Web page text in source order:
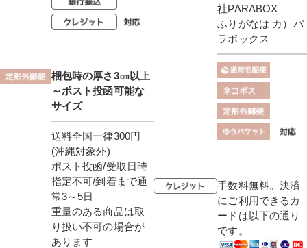
梱包時の厚さ3㎝以上
～ポスト投函可能な
サイズ
送料全国一律300円
(沖縄対象外)
ポスト投函/受取日時
指定不可/到着まで通
常3～5日
重量のある商品は取
り扱い不可の場合が
あります
社PARABOX
ふりがなは カ）パ
ラボックス
手数料無料。決済
にご利用できるカ
ードは以下の通り
です。